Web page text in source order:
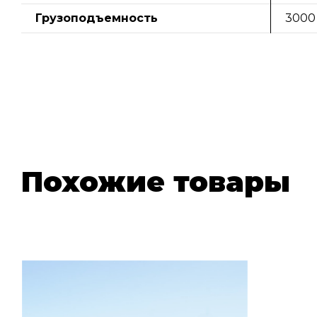
Грузоподъемность 3000
Похожие товары